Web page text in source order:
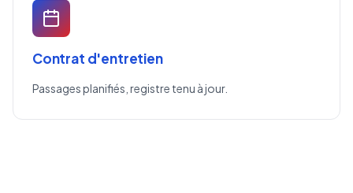
Contrat d'entretien
Passages planifiés, registre tenu à jour.